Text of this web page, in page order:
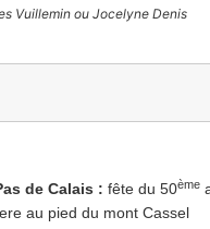
Vuillemin ou Jocelyne Denis
de Calais : fête du 50ème
au pied du mont Cassel